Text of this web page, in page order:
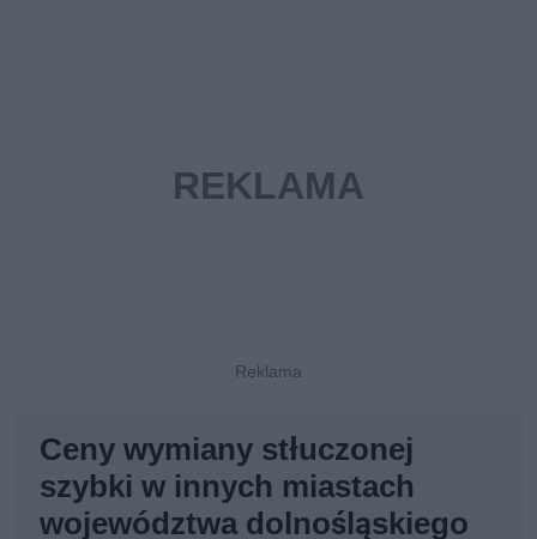
Ceny wymiany stłuczonej
szybki w innych miastach
województwa dolnośląskiego